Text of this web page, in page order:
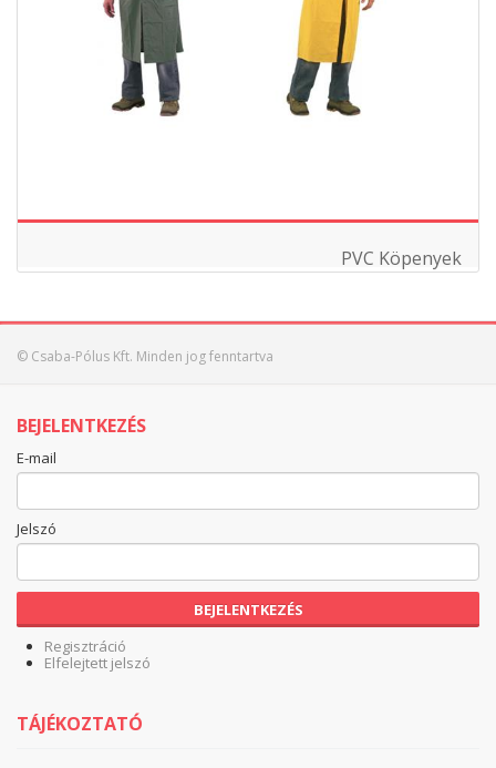
PVC Köpenyek
© Csaba-Pólus Kft. Minden jog fenntartva
BEJELENTKEZÉS
E-mail
Jelszó
BEJELENTKEZÉS
Regisztráció
Elfelejtett jelszó
TÁJÉKOZTATÓ